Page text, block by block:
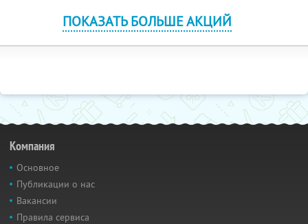
ПОКАЗАТЬ БОЛЬШЕ АКЦИЙ
Компания
Основное
Публикации о нас
Вакансии
Правила сервиса